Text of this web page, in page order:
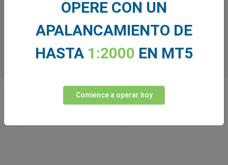
OPERE CON UN
APALANCAMIENTO DE
HASTA 1:2000 EN MT5
Comience a operar hoy